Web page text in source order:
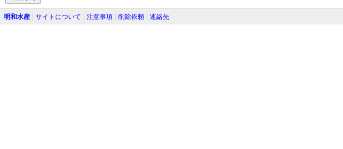
明和水産 サイトについて 注意事項 削除依頼 連絡先